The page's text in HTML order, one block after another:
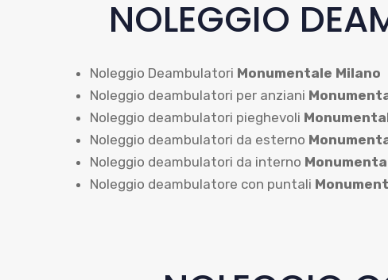
NOLEGGIO
Noleggio Deambulatori Monumentale Milano
Noleggio deambulatori per anziani
Noleggio deambulatori pieghevoli
Noleggio deambulatori da esterno
Noleggio deambulatori da interno
Noleggio deambulatore con puntali